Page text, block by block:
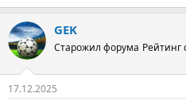
GEK
Старожил форума Рейтинг
17.12.2025